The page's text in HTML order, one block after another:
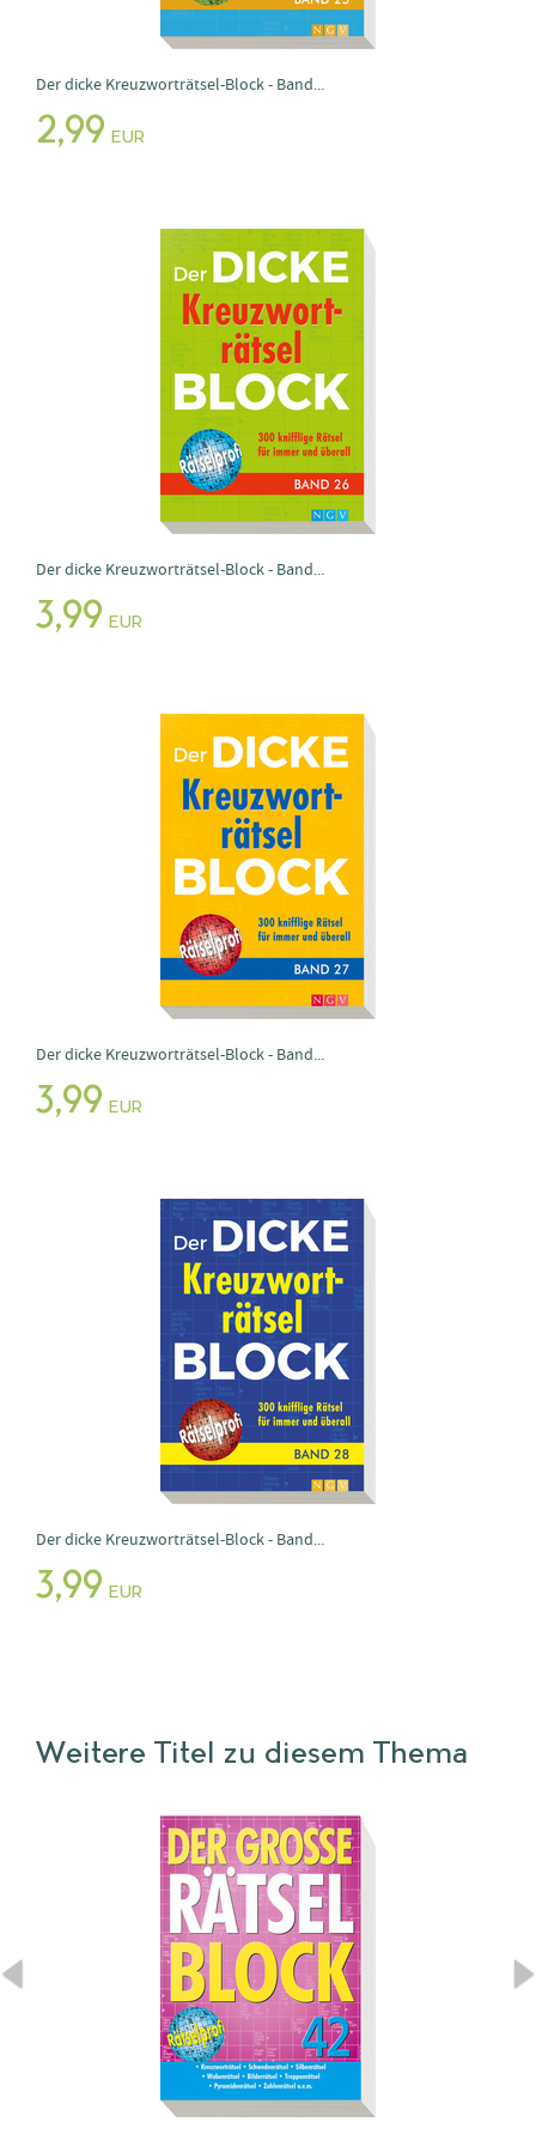
Der dicke Kreuzworträtsel-Block - Band...
2,99 EUR
Der dicke Kreuzworträtsel-Block - Band...
3,99 EUR
Der dicke Kreuzworträtsel-Block - Band...
3,99 EUR
Der dicke Kreuzworträtsel-Block - Band...
3,99 EUR
Weitere Titel zu diesem Thema